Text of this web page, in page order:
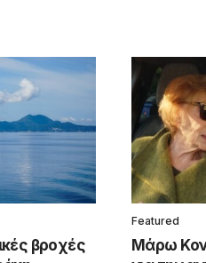
βροχές
Featured
Μάρω